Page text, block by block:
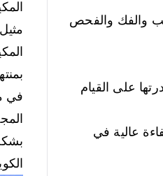
والفك والفحص
على القيام
عالية في
في